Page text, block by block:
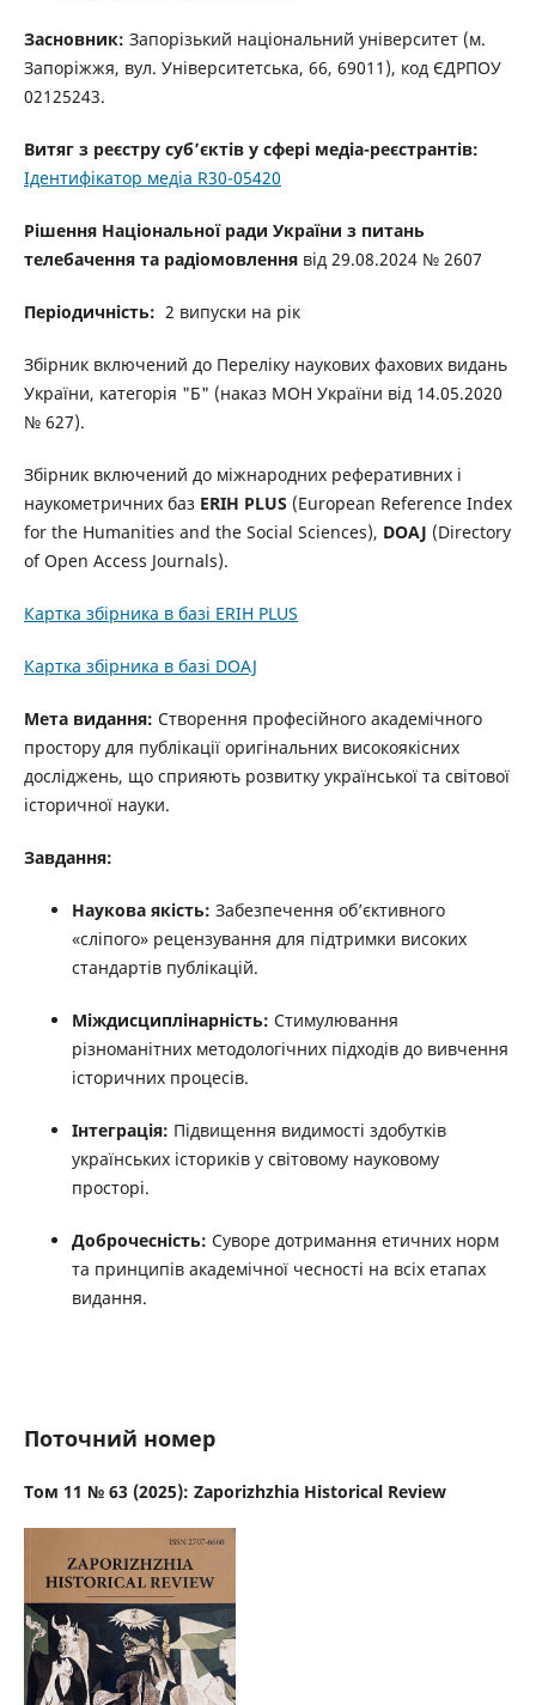
Засновник: Запорізький національний університет (м.
Запоріжжя, вул. Університетська, 66, 69011), код ЄДРПОУ
02125243.
Витяг з реєстру суб’єктів у сфері медіа-реєстрантів:
Ідентифікатор медіа R30-05420
Рішення Національної ради України з питань
телебачення та радіомовленнявід 29.08.2024 № 2607
Періодичність: 2 випуски на рік
Збірник включений до Переліку наукових фахових видань
України, категорія "Б" (наказ МОН України від 14.05.2020
№ 627).
Збірник включений до міжнародних реферативних і
наукометричних баз ERIH PLUS (European Reference Index
for the Humanities and the Social Sciences), DOAJ (Directory
of Open Access Journals).
Картка збірника в базі ERIH PLUS
Картка збірника в базі DOAJ
Мета видання: Створення професійного академічного
простору для публікації оригінальних високоякісних
досліджень, що сприяють розвитку української та світової
історичної науки.
Завдання:
Наукова якість: Забезпечення об’єктивного
«сліпого» рецензування для підтримки високих
стандартів публікацій.
Міждисциплінарність: Стимулювання
різноманітних методологічних підходів до вивчення
історичних процесів.
Інтеграція: Підвищення видимості здобутків
українських істориків у світовому науковому
просторі.
Доброчесність: Суворе дотримання етичних норм
та принципів академічної чесності на всіх етапах
видання.
Поточний номер
Том 11 № 63 (2025): Zaporizhzhia Historical Review